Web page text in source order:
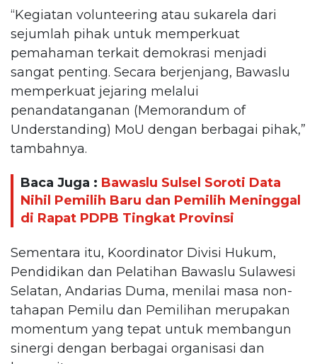
“Kegiatan volunteering atau sukarela dari
sejumlah pihak untuk memperkuat
pemahaman terkait demokrasi menjadi
sangat penting. Secara berjenjang, Bawaslu
memperkuat jejaring melalui
penandatanganan (Memorandum of
Understanding) MoU dengan berbagai pihak,”
tambahnya.
Baca Juga : Bawaslu Sulsel Soroti Data
Nihil Pemilih Baru dan Pemilih Meninggal
di Rapat PDPB Tingkat Provinsi
Sementara itu, Koordinator Divisi Hukum,
Pendidikan dan Pelatihan Bawaslu Sulawesi
Selatan, Andarias Duma, menilai masa non-
tahapan Pemilu dan Pemilihan merupakan
momentum yang tepat untuk membangun
sinergi dengan berbagai organisasi dan